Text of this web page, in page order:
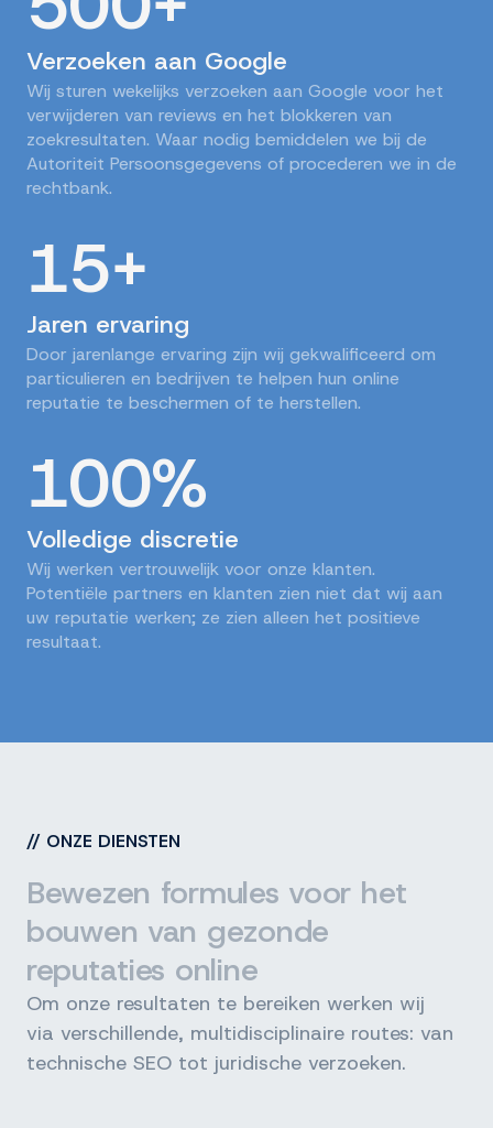
Verzoeken aan Google
Wij sturen wekelijks verzoeken aan Google voor het
verwijderen van reviews en het blokkeren van
zoekresultaten. Waar nodig bemiddelen we bij de
Autoriteit Persoonsgegevens of procederen we in de
rechtbank.
15+
Jaren ervaring
Door jarenlange ervaring zijn wij gekwalificeerd om
particulieren en bedrijven te helpen hun online
reputatie te beschermen of te herstellen.
100%
Volledige discretie
Wij werken vertrouwelijk voor onze klanten.
Potentiële partners en klanten zien niet dat wij aan
uw reputatie werken; ze zien alleen het positieve
resultaat.
// ONZE DIENSTEN
Bewezen formules voor het
bouwen van gezonde
reputaties online
Om onze resultaten te bereiken werken wij
via verschillende, multidisciplinaire routes: van
technische SEO tot juridische verzoeken.